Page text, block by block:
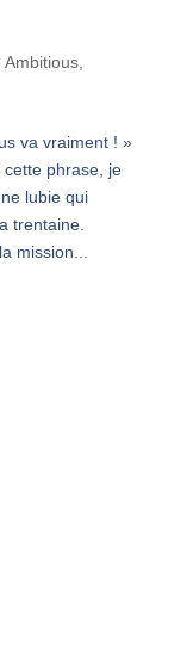
Ambitious,
va vraiment ! »
phrase, je
lubie qui
trentaine.
mission...